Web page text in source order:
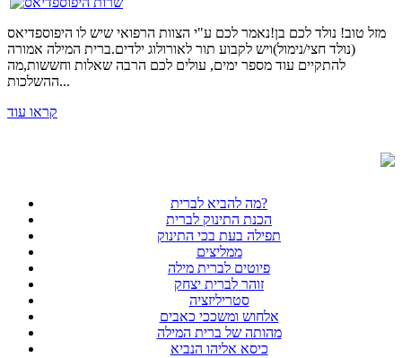
מזל טוב! נולד לכם בן!נאמר לכם ע"י הצוות הרפואי שיש לו היפוספדיאס
(נולד חצי/נימול)ויש לקבוע תור לאורולוג ילדים.ברית המילה אמורה
להתקיים עוד מספר ימים, עולים לכם הרבה שאלות וחששות,מה
ההשלכות...
קראו עוד
מה להביא לברית?
הכנת התינוק לברית
תפילה בעת בכי התינוק
ממליצים
פיוטים לברית מילה
זוהר לברית יצחק
סטריליזציה
אלחוש ומשככי כאבים
מהותה של ברית המילה
כיסא אליהו הנביא